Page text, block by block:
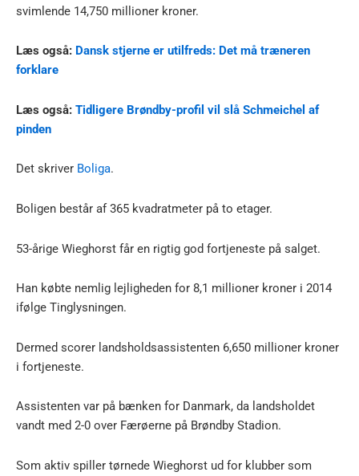
svimlende 14,750 millioner kroner.
Læs også: Dansk stjerne er utilfreds: Det må træneren
forklare
Læs også: Tidligere Brøndby-profil vil slå Schmeichel af
pinden
Det skriver Boliga.
Boligen består af 365 kvadratmeter på to etager.
53-årige Wieghorst får en rigtig god fortjeneste på salget.
Han købte nemlig lejligheden for 8,1 millioner kroner i 2014
ifølge Tinglysningen.
Dermed scorer landsholdsassistenten 6,650 millioner kroner
i fortjeneste.
Assistenten var på bænken for Danmark, da landsholdet
vandt med 2-0 over Færøerne på Brøndby Stadion.
Som aktiv spiller tørnede Wieghorst ud for klubber som